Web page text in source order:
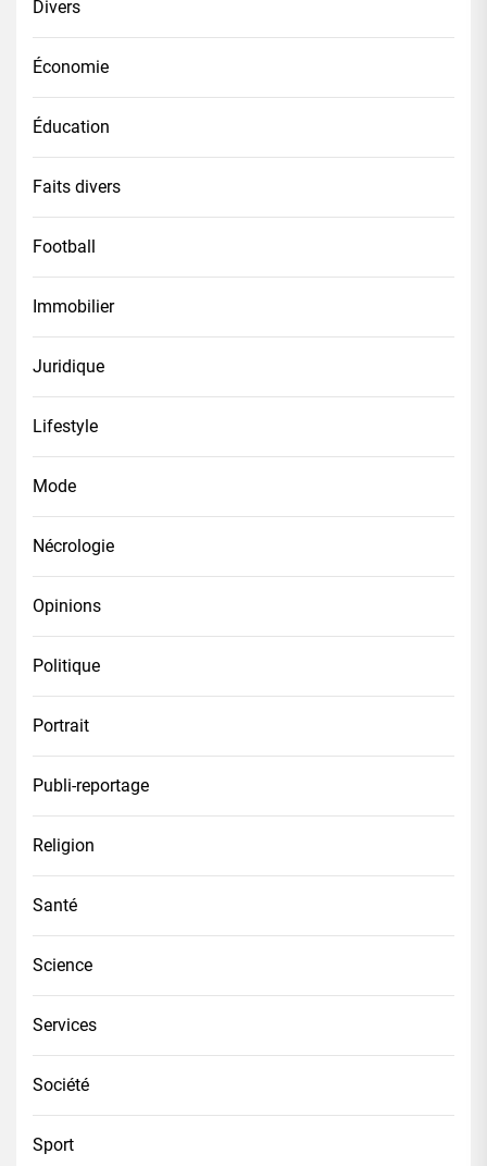
Divers
Économie
Éducation
Faits divers
Football
Immobilier
Juridique
Lifestyle
Mode
Nécrologie
Opinions
Politique
Portrait
Publi-reportage
Religion
Santé
Science
Services
Société
Sport